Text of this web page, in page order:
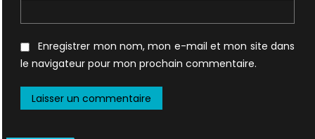
Enregistrer mon nom, mon e-mail et mon site dans
le navigateur pour mon prochain commentaire.